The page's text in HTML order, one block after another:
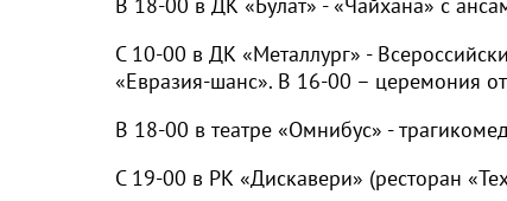
С 10-00 в ДК «Металлург» -
«Евразия-шанс». В 16-00 – церемония
В 18-00 в театре «Омнибус» -
С 19-00 в РК «Дискавери» (ресторан